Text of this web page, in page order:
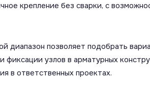
крепление без сварки, с
диапазон позволяет подобрать
узлов в арматурных
в ответственных проектах.